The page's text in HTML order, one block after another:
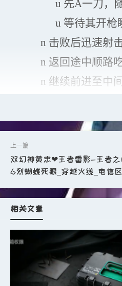
u 先A一刀，
u 等待其开枪
n 击败后迅速射
n 返回途中顺路
n 继续前进至中
n注意沙发可能
n从阳台跳下前
u若无脚步，
u若有脚步，
后续路线规划（有
快速搜刮工地
n根据丢弃物资
双幻神黄忠❤王者雷影-王者
6烈蝴蝶死眼_穿越火线_电信区
相关文章